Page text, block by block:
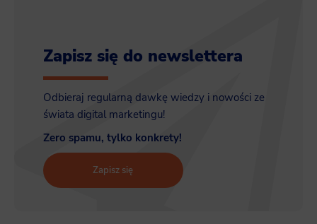
Zapisz się do newslettera
Odbieraj regularną dawkę wiedzy i nowości ze
świata digital marketingu!
Zero spamu, tylko konkrety!
Zapisz się